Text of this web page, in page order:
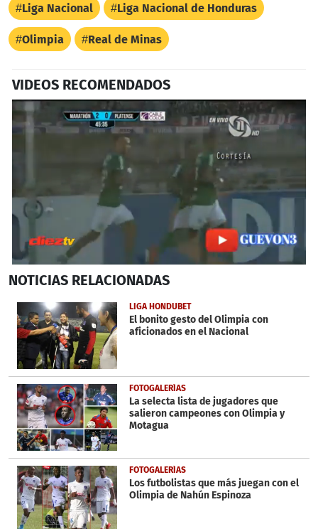
Liga Nacional Liga Nacional de Honduras
Olimpia Real de Minas
VIDEOS RECOMENDADOS
seconds
27
seconds
NOTICIAS RELACIONADAS
LIGA HONDUBET
El bonito gesto del Olimpia con
aficionados en el Nacional
FOTOGALERÍAS
La selecta lista de jugadores que
salieron campeones con Olimpia y
Motagua
FOTOGALERÍAS
Los futbolistas que más juegan con el
Olimpia de Nahún Espinoza